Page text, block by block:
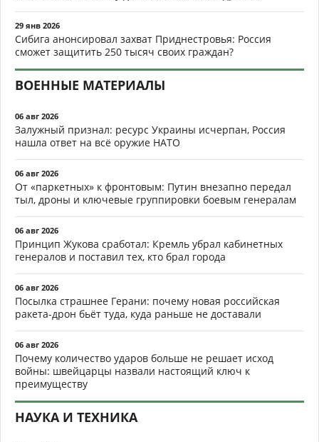
29 янв 2026
Сибига анонсировал захват Приднестровья: Россия
сможет защитить 250 тысяч своих граждан?
ВОЕННЫЕ МАТЕРИАЛЫ
06 авг 2026
Залужный признал: ресурс Украины исчерпан, Россия
нашла ответ на всё оружие НАТО
06 авг 2026
От «паркетных» к фронтовым: Путин внезапно передал
тыл, дроны и ключевые группировки боевым генералам
06 авг 2026
Принцип Жукова сработал: Кремль убрал кабинетных
генералов и поставил тех, кто брал города
06 авг 2026
Посылка страшнее Герани: почему новая российская
ракета-дрон бьёт туда, куда раньше не доставали
06 авг 2026
Почему количество ударов больше не решает исход
войны: швейцарцы назвали настоящий ключ к
преимуществу
НАУКА И ТЕХНИКА